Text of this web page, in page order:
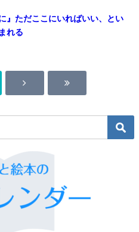
』ただここにいればいい、とい
れる